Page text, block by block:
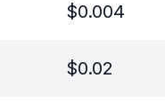
$0.004
$0.02